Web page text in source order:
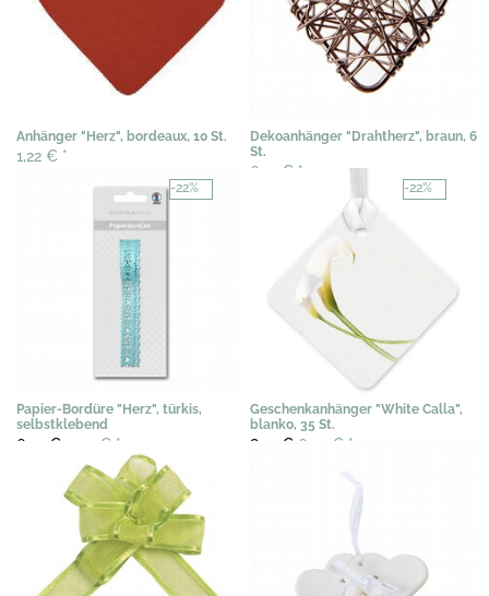
Anhänger "Herz", bordeaux, 10 St.
1,22 € *
Dekoanhänger "Drahtherz", braun, 6
St.
6,14 € *
-22%
Papier-Bordüre "Herz", türkis,
selbstklebend
6,97 € 5,45 € *
-22%
Geschenkanhänger "White Calla",
blanko, 35 St.
8,91 € 6,95 € *